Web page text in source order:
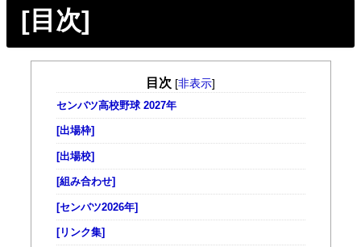
[目次]
目次 [非表示]
センバツ高校野球 2027年
[出場枠]
[出場校]
[組み合わせ]
[センバツ2026年]
[リンク集]